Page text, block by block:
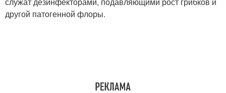
другой патогенной флоры.